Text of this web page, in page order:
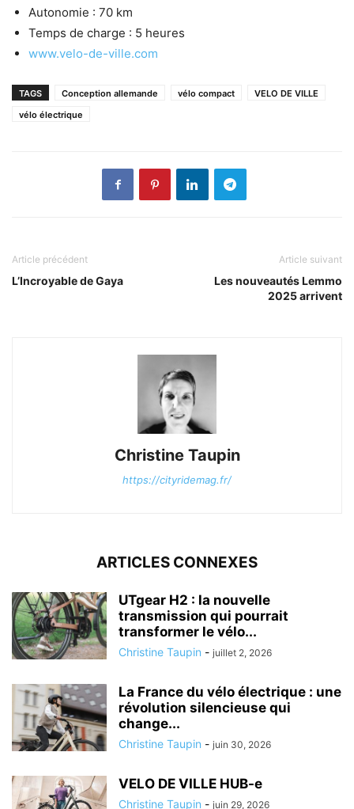
Autonomie : 70 km
Temps de charge : 5 heures
www.velo-de-ville.com
TAGS Conception allemande vélo compact
VELO DE VILLE
vélo électrique
Article précédent
L’Incroyable de Gaya
Article suivant
Les nouveautés Lemmo
2025 arrivent
Christine Taupin
https://cityridemag.fr/
ARTICLES CONNEXES
UTgear H2 : la nouvelle
transmission qui pourrait
transformer le vélo...
Christine Taupin - juillet 2, 2026
La France du vélo électrique : une
révolution silencieuse qui
change...
Christine Taupin - juin 30, 2026
VELO DE VILLE HUB-e
Christine Taupin - juin 29, 2026